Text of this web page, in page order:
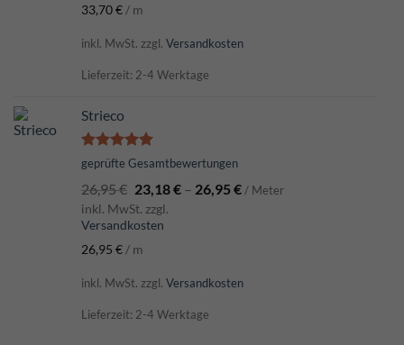
33,70€ / m
inkl. MwSt. zzgl. Versandkosten
Lieferzeit: 2-4 Werktage
Strieco
Bewertet
von 5
geprüfte Gesamtbewertungen
26,95€ 23,18€– 26,95€ / Meter
inkl. MwSt. zzgl.
Versandkosten
26,95 € / m
inkl. MwSt. zzgl. Versandkosten
Lieferzeit: 2-4 Werktage